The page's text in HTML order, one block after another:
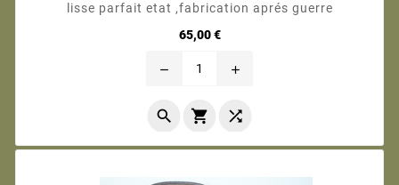
lisse parfait etat ,fabrication aprés guerre
65,00 €Prix
remove add
  